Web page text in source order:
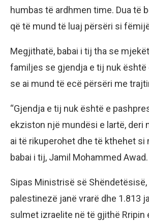
humbas të ardhmen time. Dua të
që të mund të luaj përsëri si
Megjithatë, babai i tij tha se
familjes se gjendja e tij nuk është
se ai mund të ecë përsëri me
“Gjendja e tij nuk është e
ekziston një mundësi e lartë, deri
ai të rikuperohet dhe të kthehet si
babai i tij, Jamil Mohammed Awad.
Sipas Ministrisë së
palestinezë janë vrarë dhe 1.813
sulmet izraelite në të gjithë Rripin